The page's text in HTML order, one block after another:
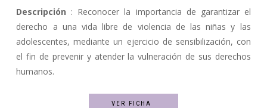
Descripción : Reconocer la importancia de garantizar el
derecho a una vida libre de violencia de las niñas y las
adolescentes, mediante un ejercicio de sensibilización, con
el fin de prevenir y atender la vulneración de sus derechos
humanos.
VER FICHA